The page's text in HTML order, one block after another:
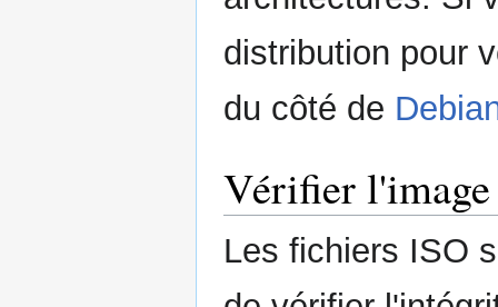
distribution pour
du côté de
Vérifier l'image
Les fichiers ISO